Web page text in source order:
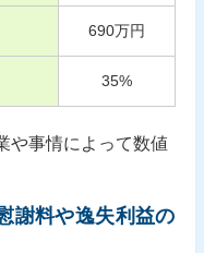
690万円
35%
や事情によって数値
謝料や逸失利益の